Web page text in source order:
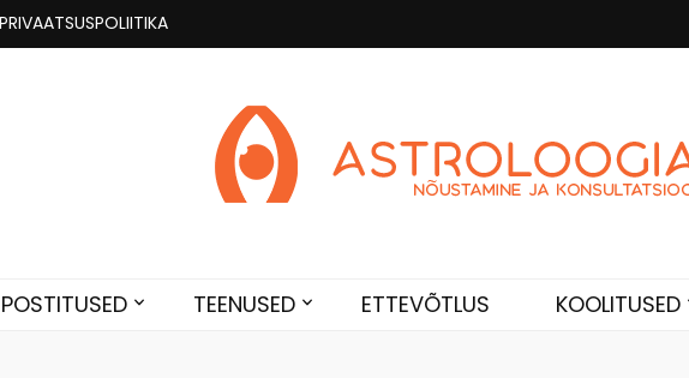
PRIVAATSUSPOLIITIKA
POSTITUSED TEENUSED ETTEVÕTLUS KOOLITUSED